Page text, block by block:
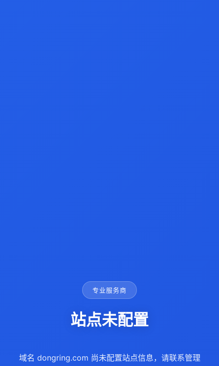
专业服务商
站点未配置
域名 dongring.com 尚未配置站点信息，请联系管理